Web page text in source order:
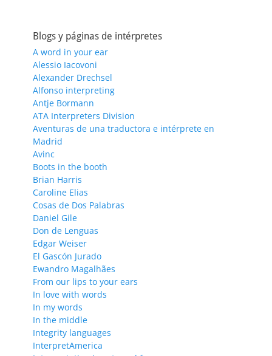
Blogs y páginas de intérpretes
A word in your ear
Alessio Iacovoni
Alexander Drechsel
Alfonso interpreting
Antje Bormann
ATA Interpreters Division
Aventuras de una traductora e intérprete en
Madrid
Avinc
Boots in the booth
Brian Harris
Caroline Elias
Cosas de Dos Palabras
Daniel Gile
Don de Lenguas
Edgar Weiser
El Gascón Jurado
Ewandro Magalhães
From our lips to your ears
In love with words
In my words
In the middle
Integrity languages
InterpretAmerica